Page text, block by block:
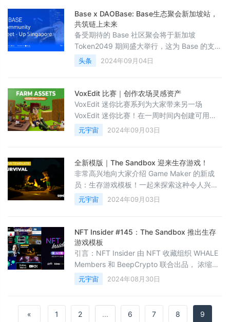
平台从“The DeFiant Ones”重新命名为“World
Liberty Financial”。特朗普总统在X平台（原
推特）与其9000万粉丝分享
Base x DAOBase: Base生态聚会新加坡站，
共筑链上未来
备受期待的 Base 社区聚会将于新加坡
Token2049 期间盛大举行，这为 Base 的支持
者和生态建设者们提供了一个绝佳的相聚机
会。本次活动由 Base、 DAOBase以及其他合
Coinbase 研发的以太坊 Layer2 扩容方案，致
力于为用户提供更开放、更便捷、更安全且费
用更低的交易环境。自推出以来，Base 的总锁
仓量（TVL）已接近60亿
头条 2024年09月04日
VoxEdit 比赛｜创作农场灵感资产
VoxEdit 迷你比赛系列为大家带来另一场
VoxEdit 迷你比赛！在一周时间内创建可用资
产！主题：踏入农场世界，使用 VoxEdit 创建
农场主题资产。 从古朴的农舍到可爱的鸡舍，
场生活的精髓！灵感图片如下：🏆奖品
🏆 7600 SAND 将按以下方式分配给前几名的
参赛作品：第 1 名：1500 SAND 第 2 名：
1000 SAND 第 3 名：7
元宇宙 2024年09月03日
全新模版｜The Sandbox 迎来生存游戏！
非常高兴地向大家介绍 Game Maker 的新成
员：生存游戏模板！一起来探索这种令人兴奋
的新游戏模式，在深入研究这种流行类型的复
杂性时释放你们的创意。我们在 Game Maker
握生存游戏的艺术。让自己沉浸在惊险刺激的
游戏体验中，发现新的机制，并对自己的游戏
开发技能进行终极测试！什么是生存游戏？生
存游戏因受到 Minecraft、Rust 和 DayZ
元宇宙 2024年09月03日
NFT Insider #145：The Sandbox 推出生存
游戏模板
引言：NFT Insider 由 NFT 收藏组织 WHALE
Members 和 BeepCrypto 联合出品， 浓缩每
周 NFT 新闻，为大家带来关于 NFT 最全面、
最新鲜、最有价值的讯息。每期周报将从 NFT
界类，其他动态类，五个角度剖析 NFT 市场现
元宇宙 2024年08月30日
« 1 2 ... 6 7 8 9